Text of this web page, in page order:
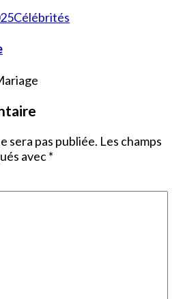
Célébrités
sera pas publiée. Les champs
avec*